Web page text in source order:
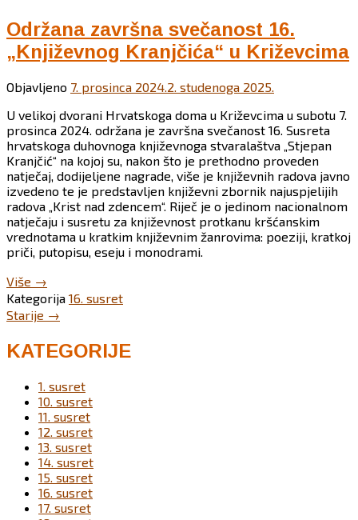
Kranjčić”
2025.”
Održana završna svečanost 16.
„Književnog Kranjčića“ u Križevcima
Objavljeno 7. prosinca 2024.2. studenoga 2025.
U velikoj dvorani Hrvatskoga doma u Križevcima u subotu 7.
prosinca 2024. održana je završna svečanost 16. Susreta
hrvatskoga duhovnoga književnoga stvaralaštva „Stjepan
Kranjčić“ na kojoj su, nakon što je prethodno proveden
natječaj, dodijeljene nagrade, više je književnih radova javno
izvedeno te je predstavljen književni zbornik najuspjelijih
radova „Krist nad zdencem“. Riječ je o jedinom nacionalnom
natječaju i susretu za književnost protkanu kršćanskim
vrednotama u kratkim književnim žanrovima: poeziji, kratkoj
priči, putopisu, eseju i monodrami.
Više “Održana
završna
svečanost
16.
Kranjčića“
Križevcima”
→
Kategorija 16. susret
Posts
navigation
Starije →
KATEGORIJE
1. susret
10. susret
11. susret
12. susret
13. susret
14. susret
15. susret
16. susret
17. susret